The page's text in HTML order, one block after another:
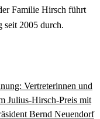
Familie Hirsch führt
2005 durch.
Vertreterinnen und
Julius-Hirsch-Preis mit
Bernd Neuendorf